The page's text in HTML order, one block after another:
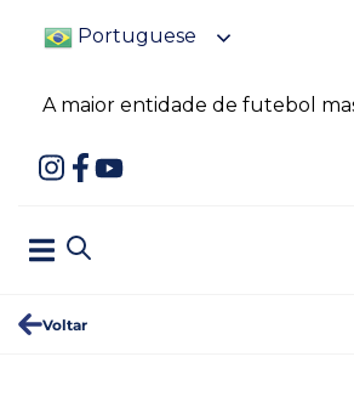
Portuguese
A maior entidade de futebol
Voltar